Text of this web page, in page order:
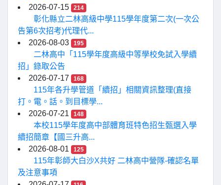
2026-07-15
214
彰化縣立二林高級中學115學年度第二次(一次公
告第6次招考)代理代...
2026-08-03
195
二林高中「115學年度高級中等學校免試入學續
招」錄取公告
2026-07-17
168
115年各升學管道「續招」相關資訊整理(直接
打。電。話。到目標學...
2026-07-21
148
本校115學年度高中部體育班特色招生甄選入學
續招簡章【國三升高...
2026-08-01
125
115年彰師大白沙X共好 二林高中營隊-確認名單
及注意事項